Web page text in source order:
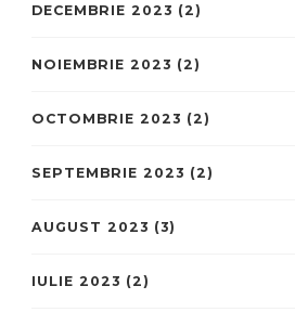
DECEMBRIE 2023 (2)
NOIEMBRIE 2023 (2)
OCTOMBRIE 2023 (2)
SEPTEMBRIE 2023 (2)
AUGUST 2023 (3)
IULIE 2023 (2)